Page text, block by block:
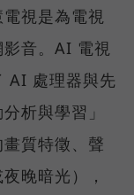
視是為電視
音。AI 電視
AI 處理器與先
析與學習」
質特徵、聲
晚暗光），